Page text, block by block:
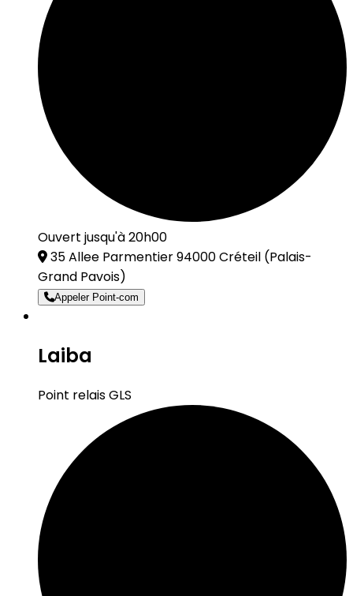
Ouvert jusqu'à 20h00
35 Allee Parmentier 94000 Créteil (Palais-
Grand Pavois)
Appeler Point-com
Laiba
Point relais GLS